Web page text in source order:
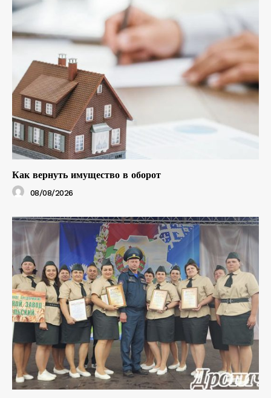
Как вернуть имущество в оборот
08/08/2026